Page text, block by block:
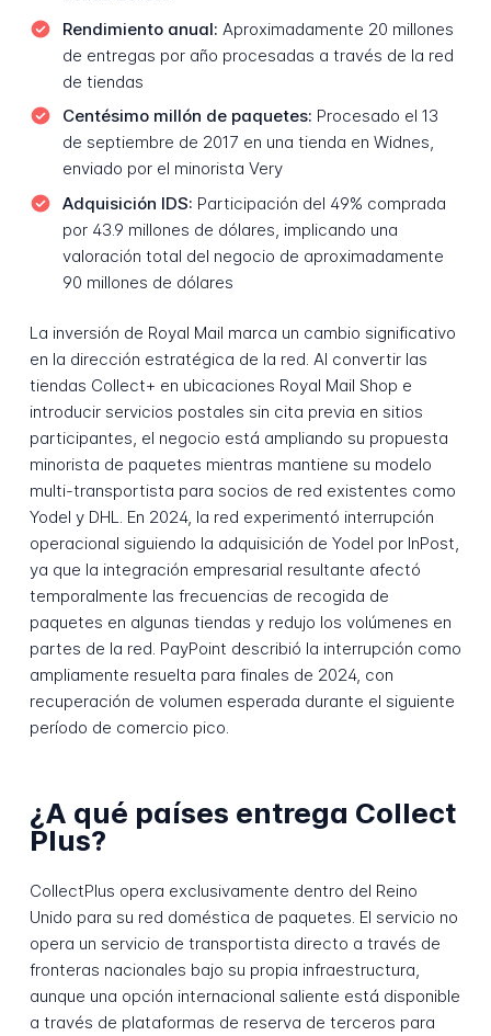
Rendimiento anual: Aproximadamente 20 millones
de entregas por año procesadas a través de la red
de tiendas
Centésimo millón de paquetes: Procesado el 13
de septiembre de 2017 en una tienda en Widnes,
enviado por el minorista Very
Adquisición IDS: Participación del 49% comprada
por 43.9 millones de dólares, implicando una
valoración total del negocio de aproximadamente
90 millones de dólares
La inversión de Royal Mail marca un cambio significativo
en la dirección estratégica de la red. Al convertir las
tiendas Collect+ en ubicaciones Royal Mail Shop e
introducir servicios postales sin cita previa en sitios
participantes, el negocio está ampliando su propuesta
minorista de paquetes mientras mantiene su modelo
multi-transportista para socios de red existentes como
Yodel y DHL. En 2024, la red experimentó interrupción
operacional siguiendo la adquisición de Yodel por InPost,
ya que la integración empresarial resultante afectó
temporalmente las frecuencias de recogida de
paquetes en algunas tiendas y redujo los volúmenes en
partes de la red. PayPoint describió la interrupción como
ampliamente resuelta para finales de 2024, con
recuperación de volumen esperada durante el siguiente
período de comercio pico.
¿A qué países entrega Collect
Plus?
CollectPlus opera exclusivamente dentro del Reino
Unido para su red doméstica de paquetes. El servicio no
opera un servicio de transportista directo a través de
fronteras nacionales bajo su propia infraestructura,
aunque una opción internacional saliente está disponible
a través de plataformas de reserva de terceros para